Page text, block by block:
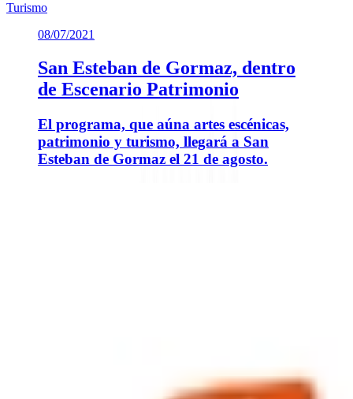
Turismo
08/07/2021
San Esteban de Gormaz, dentro
de Escenario Patrimonio
El programa, que aúna artes escénicas,
patrimonio y turismo, llegará a San
Esteban de Gormaz el 21 de agosto.